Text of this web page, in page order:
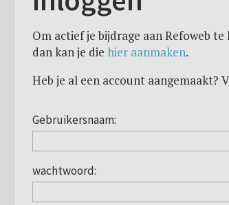
Om actief je bijdrage aan Refoweb
dan kan je die hier aanmaken.
Heb je al een account aangemaakt?
Gebruikersnaam:
wachtwoord: